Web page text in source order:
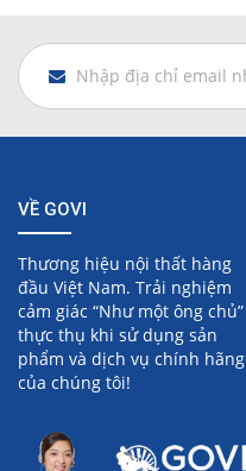
VỀ GOVI
Thương hiệu nội thất hàng
đầu Việt Nam. Trải nghiệm
cảm giác “Như một ông chủ”
thực thụ khi sử dụng sản
phẩm và dịch vụ chính hãng
của chúng tôi!